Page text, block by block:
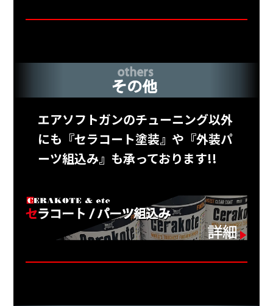
エアソフトガンのチューニング以外
にも『セラコート塗装』や『外装パ
ーツ組込み』も承っております!!